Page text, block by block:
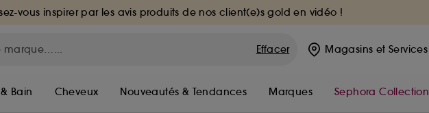
vous inspirer par les avis produits de nos client(e)s gold en vidéo !
Effacer Magasins et Services
Bain Cheveux Nouveautés & Tendances Marques Sephora Collection